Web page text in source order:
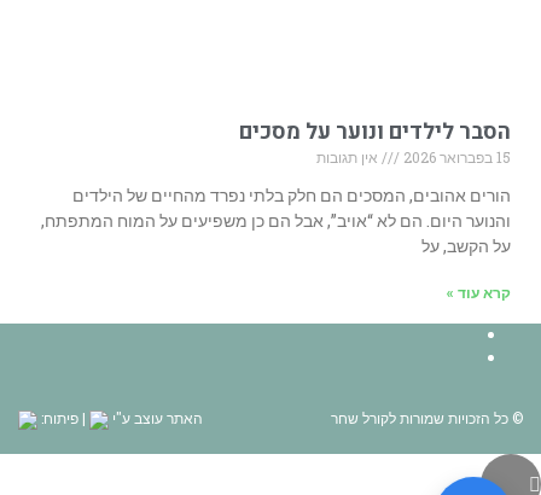
הסבר לילדים ונוער על מסכים
15 בפברואר 2026 אין תגובות
הורים אהובים, המסכים הם חלק בלתי נפרד מהחיים של הילדים
והנוער היום. הם לא “אויב”, אבל הם כן משפיעים על המוח המתפתח,
על הקשב, על
קרא עוד »
האתר עוצב ע"י | פיתוח: © כל הזכויות שמורות לקורל שחר
גלילה